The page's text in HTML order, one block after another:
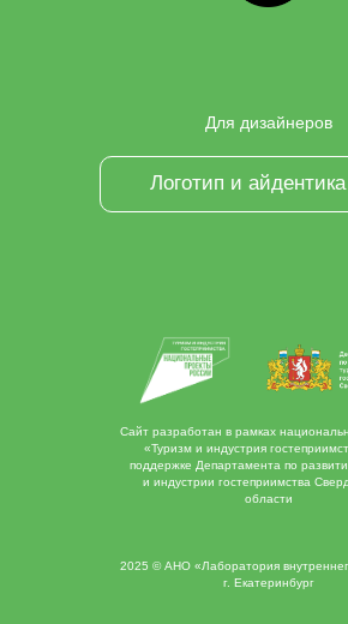
Логотип и
Для дизайнеров
Сайт разработан в рамках
«Туризм и индустрия
поддержке Департамента по
и индустрии гостеприимства
области
2025 © АНО «Лаборатория
г. Екатеринбург